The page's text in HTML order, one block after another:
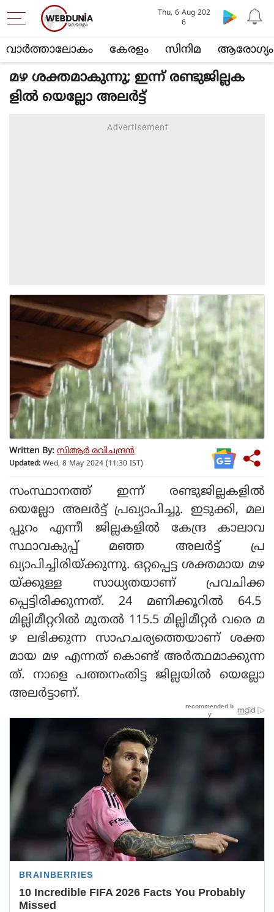
വാര്‍ത്താലോകം കേരളം സിനിമ ആരോഗ്യം
Thu, 6 Aug 202
6
മഴ ശക്തമാകുന്നു; ഇന്ന് രണ്ടുജില്ലക
ളില്‍ യെല്ലോ അലര്‍ട്ട്
Written By: സിആര്‍ രവിചന്ദ്രന്‍
Updated: Wed, 8 May 2024 (11:30 IST)
സംസ്ഥാനത്ത് ഇന്ന് രണ്ടുജില്ലകളില്‍
യെല്ലോ അലര്‍ട്ട് പ്രഖ്യാപിച്ചു. ഇടുക്കി, മല
പ്പുറം എന്നീ ജില്ലകളില്‍ കേന്ദ്ര കാലാവ
സ്ഥാവകുപ്പ് മഞ്ഞ അലര്‍ട്ട് പ്ര
ഖ്യാപിച്ചിരിയ്ക്കുന്നു. ഒറ്റപ്പെട്ട ശക്തമായ മഴ
യ്ക്കുള്ള സാധ്യതയാണ് പ്രവചിക്ക
പ്പെട്ടിരിക്കുന്നത്. 24 മണിക്കൂറില്‍ 64.5
മില്ലിമീറ്ററില്‍ മുതല്‍ 115.5 മില്ലിമീറ്റര്‍ വരെ മ
ഴ ലഭിക്കുന്ന സാഹചര്യത്തെയാണ് ശക്ത
മായ മഴ എന്നത് കൊണ്ട് അര്‍ത്ഥമാക്കുന്ന
ത്. നാളെ പത്തനംതിട്ട ജില്ലയില്‍ യെല്ലോ
അലര്‍ട്ടാണ്.